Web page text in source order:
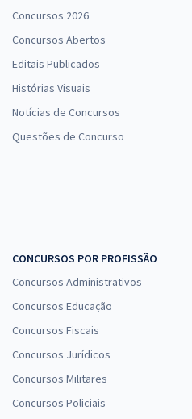
Concursos 2026
Concursos Abertos
Editais Publicados
Histórias Visuais
Notícias de Concursos
Questões de Concurso
CONCURSOS POR PROFISSÃO
Concursos Administrativos
Concursos Educação
Concursos Fiscais
Concursos Jurídicos
Concursos Militares
Concursos Policiais